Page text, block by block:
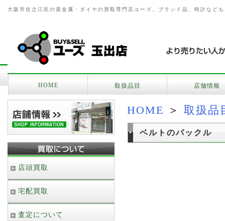
大阪市住之江区の貴金属・ダイヤの買取専門店ユーズ。ブランド品、時計など
HOME 取扱品目 店舗情報
HOME ＞ 取扱品
ベルトのバックル
店頭買取
宅配買取
査定について